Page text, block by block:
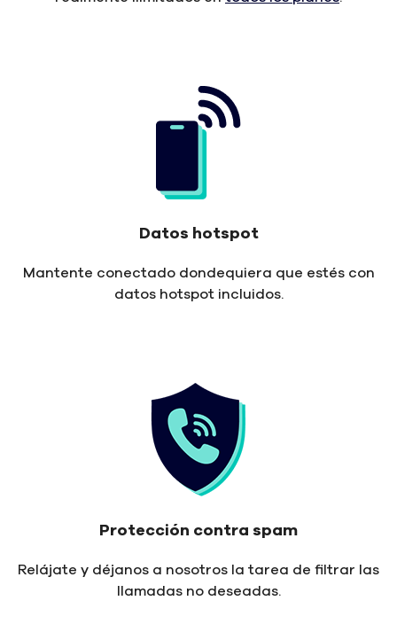
Datos hotspot
Mantente conectado dondequiera que estés con
datos hotspot incluidos.
Protección contra spam
Relájate y déjanos a nosotros la tarea de filtrar las
llamadas no deseadas.